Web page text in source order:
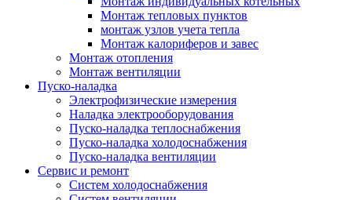
Монтаж тепловых пунктов
монтаж узлов учета тепла
Монтаж калориферов и завес
Монтаж отопления
Монтаж вентиляции
Пуско-наладка
Электрофизические измерения
Наладка электрооборудования
Пуско-наладка теплоснабжения
Пуско-наладка холодоснабжения
Пуско-наладка вентиляции
Сервис и ремонт
Систем холодоснабжения